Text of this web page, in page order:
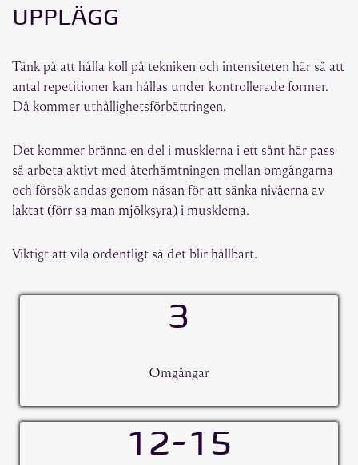
UPPLÄGG
Tänk på att hålla koll på tekniken och intensiteten här så att
antal repetitioner kan hållas under kontrollerade former.
Då kommer uthållighetsförbättringen.
Det kommer bränna en del i musklerna i ett sånt här pass
så arbeta aktivt med återhämtningen mellan omgångarna
och försök andas genom näsan för att sänka nivåerna av
laktat (förr sa man mjölksyra) i musklerna.
Viktigt att vila ordentligt så det blir hållbart.
3
Omgångar
12-15